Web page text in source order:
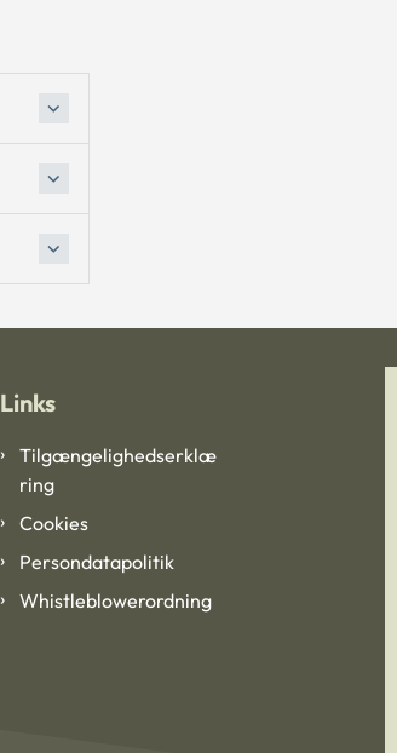
Links
Tilgængelighedserklæ
ring
Cookies
Persondatapolitik
Whistleblowerordning